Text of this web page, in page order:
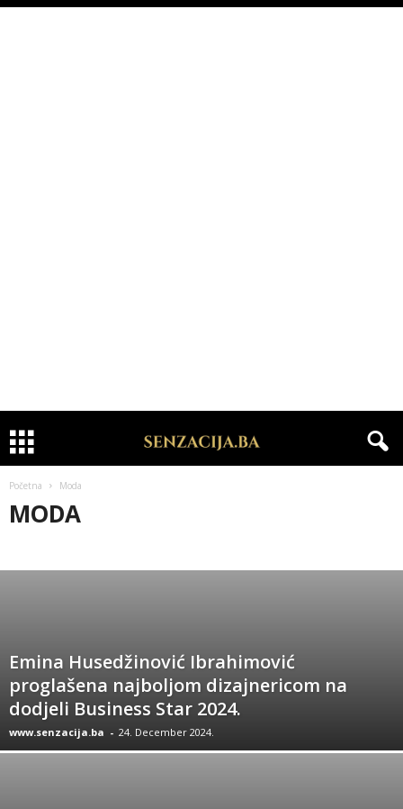
Početna Moda
MODA
Emina Husedžinović Ibrahimović
proglašena najboljom dizajnericom na
dodjeli Business Star 2024.
www.senzacija.ba - 24. December 2024.